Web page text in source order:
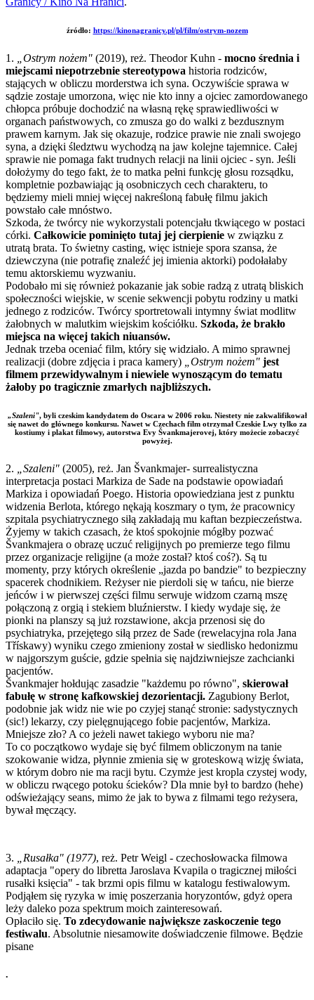
źródło: https://kinonagranicy.pl/pl/film/ostrym-nozem
1. „Ostrym nożem" (2019), reż. Theodor Kuhn - mocno średnia i
miejscami niepotrzebnie stereotypowa historia rodziców,
stających w obliczu morderstwa ich syna. Oczywiście sprawa w
sądzie zostaje umorzona, więc nie kto inny a ojciec zamordowanego
chłopca próbuje dochodzić na własną rękę sprawiedliwości w
organach państwowych, co zmusza go do walki z bezdusznym
prawem karnym. Jak się okazuje, rodzice prawie nie znali swojego
syna, a dzięki śledztwu wychodzą na jaw kolejne tajemnice. Całej
sprawie nie pomaga fakt trudnych relacji na linii ojciec - syn. Jeśli
dołożymy do tego fakt, że to matka pełni funkcję głosu rozsądku,
kompletnie pozbawiając ją osobniczych cech charakteru, to
będziemy mieli mniej więcej nakreśloną fabułę filmu jakich
powstało całe mnóstwo.
Szkoda, że twórcy nie wykorzystali potencjału tkwiącego w postaci
córki. Całkowicie pominięto tutaj jej cierpienie w związku z
utratą brata. To świetny casting, więc istnieje spora szansa, że
dziewczyna (nie potrafię znaleźć jej imienia aktorki) podołałaby
temu aktorskiemu wyzwaniu.
Podobało mi się również pokazanie jak sobie radzą z utratą bliskich
społeczności wiejskie, w scenie sekwencji pobytu rodziny u matki
jednego z rodziców. Twórcy sportretowali intymny świat modlitw
żałobnych w malutkim wiejskim kościółku. Szkoda, że brakło
miejsca na więcej takich niuansów.
Jednak trzeba oceniać film, który się widziało. A mimo sprawnej
realizacji (dobre zdjęcia i praca kamery)
„Ostrym nożem" jest
filmem przewidywalnym i niewiele wynoszącym do tematu
żałoby po tragicznie zmarłych najbliższych.
„Szaleni", byli czeskim kandydatem do Oscara w 2006 roku. Niestety nie zakwalifikował
się nawet do głównego konkursu. Nawet w Czechach film otrzymał Czeskie Lwy tylko za
kostiumy i plakat filmowy, autorstwa Evy Švankmajerovej, który możecie zobaczyć
powyżej.
2. „Szaleni" (2005), reż. Jan Švankmajer- surrealistyczna
interpretacja postaci Markiza de Sade na podstawie opowiadań
Markiza i opowiadań Poego. Historia opowiedziana jest z punktu
widzenia Berlota, którego nękają koszmary o tym, że pracownicy
szpitala psychiatrycznego siłą zakładają mu kaftan bezpieczeństwa.
Żyjemy w takich czasach, że ktoś spokojnie mógłby pozwać
Švankmajera o obrazę uczuć religijnych po premierze tego filmu
przez organizacje religijne (a może został? ktoś coś?). Są tu
momenty, przy których określenie „jazda po bandzie" to bezpieczny
spacerek chodnikiem. Reżyser nie pierdoli się w tańcu, nie bierze
jeńców i w pierwszej części filmu serwuje widzom czarną mszę
połączoną z orgią i stekiem bluźnierstw. I kiedy wydaje się, że
pionki na planszy są już rozstawione, akcja przenosi się do
psychiatryka, przejętego siłą przez de Sade (rewelacyjna rola Jana
Třískawy) wyniku czego zmieniony został w siedlisko hedonizmu
w najgorszym guście, gdzie spełnia się najdziwniejsze zachcianki
pacjentów.
Švankmajer hołdując zasadzie "każdemu po równo", skierował
fabułę w stronę kafkowskiej dezorientacji. Zagubiony Berlot,
podobnie jak widz nie wie po czyjej stanąć stronie: sadystycznych
(sic!) lekarzy, czy pielęgnującego fobie pacjentów, Markiza.
Mniejsze zło? A co jeżeli nawet takiego wyboru nie ma?
To co początkowo wydaje się być filmem obliczonym na tanie
szokowanie widza, płynnie zmienia się w groteskową wizję świata,
w którym dobro nie ma racji bytu. Czymże jest kropla czystej wody,
w obliczu rwącego potoku ścieków? Dla mnie był to bardzo (hehe)
odświeżający seans, mimo że jak to bywa z filmami tego reżysera,
bywał męczący.
3. „Rusałka" (1977), reż. Petr Weigl - czechosłowacka filmowa
adaptacja "opery do libretta Jaroslava Kvapila o tragicznej miłości
rusałki księcia" - tak brzmi opis filmu w katalogu festiwalowym.
Podjąłem się ryzyka w imię poszerzania horyzontów, gdyż opera
leży daleko poza spektrum moich zainteresowań.
Opłaciło się. To zdecydowanie największe zaskoczenie tego
festiwalu. Absolutnie niesamowite doświadczenie filmowe. Będzie
pisane
.